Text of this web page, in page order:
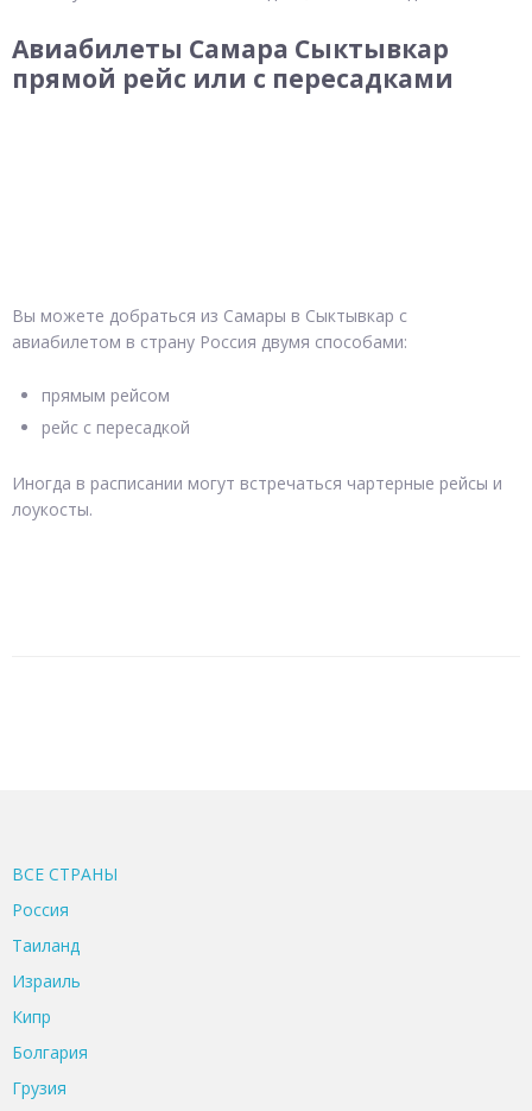
Авиабилеты Самара Сыктывкар
прямой рейс или с пересадками
Вы можете добраться из Самары в Сыктывкар с
авиабилетом в страну Россия двумя способами:
прямым рейсом
рейс с пересадкой
Иногда в расписании могут встречаться чартерные рейсы и
лоукосты.
ВСЕ CТРАНЫ
Россия
Таиланд
Израиль
Кипр
Болгария
Грузия